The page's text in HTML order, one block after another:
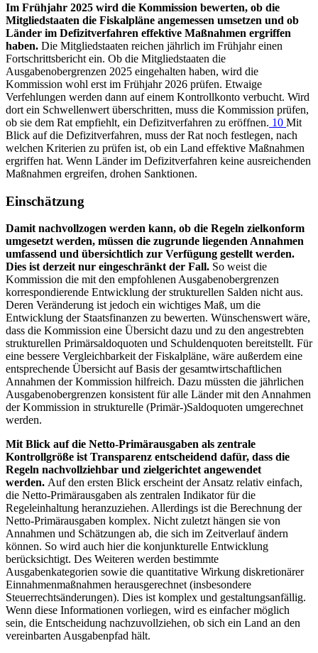
Im Frühjahr 2025 wird die Kommission bewerten, ob die
Mitgliedstaaten die Fiskalpläne angemessen umsetzen und ob
Länder im Defizitverfahren effektive Maßnahmen ergriffen
haben. Die Mitgliedstaaten reichen jährlich im Frühjahr einen
Fortschrittsbericht ein. Ob die Mitgliedstaaten die
Ausgabenobergrenzen 2025 eingehalten haben, wird die
Kommission wohl erst im Frühjahr 2026 prüfen. Etwaige
Verfehlungen werden dann auf einem Kontrollkonto verbucht. Wird
dort ein Schwellenwert überschritten, muss die Kommission prüfen,
ob sie dem Rat empfiehlt, ein Defizitverfahren zu eröffnen. 10 Mit
Blick auf die Defizitverfahren, muss der Rat noch festlegen, nach
welchen Kriterien zu prüfen ist, ob ein Land effektive Maßnahmen
ergriffen hat. Wenn Länder im Defizitverfahren keine ausreichenden
Maßnahmen ergreifen, drohen Sanktionen.
Einschätzung
Damit nachvollzogen werden kann, ob die Regeln zielkonform
umgesetzt werden, müssen die zugrunde liegenden Annahmen
umfassend und übersichtlich zur Verfügung gestellt werden.
Dies ist derzeit nur eingeschränkt der Fall. So weist die
Kommission die mit den empfohlenen Ausgabenobergrenzen
korrespondierende Entwicklung der strukturellen Salden nicht aus.
Deren Veränderung ist jedoch ein wichtiges Maß, um die
Entwicklung der Staatsfinanzen zu bewerten. Wünschenswert wäre,
dass die Kommission eine Übersicht dazu und zu den angestrebten
strukturellen Primärsaldoquoten und Schuldenquoten bereitstellt. Für
eine bessere Vergleichbarkeit der Fiskalpläne, wäre außerdem eine
entsprechende Übersicht auf Basis der gesamtwirtschaftlichen
Annahmen der Kommission hilfreich. Dazu müssten die jährlichen
Ausgabenobergrenzen konsistent für alle Länder mit den Annahmen
der Kommission in strukturelle (Primär-)Saldoquoten umgerechnet
werden.
Mit Blick auf die Netto-Primärausgaben als zentrale
Kontrollgröße ist Transparenz entscheidend dafür, dass die
Regeln nachvollziehbar und zielgerichtet angewendet
werden. Auf den ersten Blick erscheint der Ansatz relativ einfach,
die Netto-Primärausgaben als zentralen Indikator für die
Regeleinhaltung heranzuziehen. Allerdings ist die Berechnung der
Netto-Primärausgaben komplex. Nicht zuletzt hängen sie von
Annahmen und Schätzungen ab, die sich im Zeitverlauf ändern
können. So wird auch hier die konjunkturelle Entwicklung
berücksichtigt. Des Weiteren werden bestimmte
Ausgabenkategorien sowie die quantitative Wirkung diskretionärer
Einnahmenmaßnahmen herausgerechnet (insbesondere
Steuerrechtsänderungen). Dies ist komplex und gestaltungsanfällig.
Wenn diese Informationen vorliegen, wird es einfacher möglich
sein, die Entscheidung nachzuvollziehen, ob sich ein Land an den
vereinbarten Ausgabenpfad hält.